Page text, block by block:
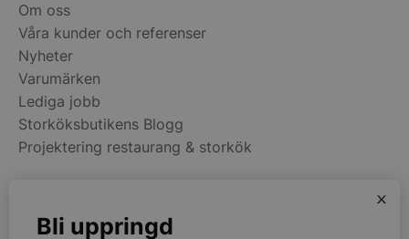
Om oss
Våra kunder och referenser
Nyheter
Varumärken
Lediga jobb
Storköksbutikens Blogg
Projektering restaurang & storkök
x
Bli uppringd
woocommerce_cart_hash
woocommerce_items_in_cart